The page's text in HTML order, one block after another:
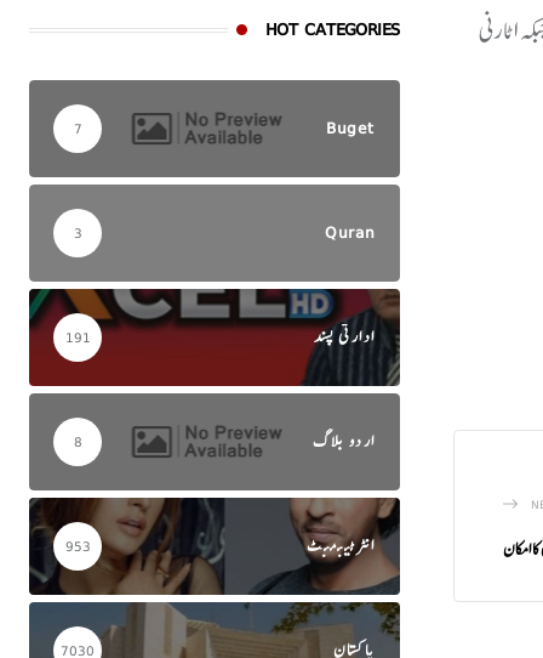
اٹارنی
HOT CATEGORIES
Buget
7
Quran
3
ادارتی پسند 191
اردو بلاگ 8
انٹرٹینمنٹ 953
پاکستان 7030